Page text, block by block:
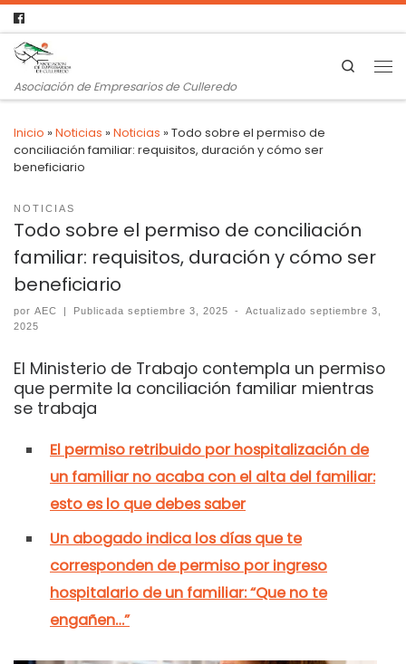
Asociación de Empresarios de Culleredo
Search
Inicio »Noticias »Noticias »Todo sobre el permiso de
conciliación familiar: requisitos, duración y cómo ser
beneficiario
NOTICIAS
Todo sobre el permiso de conciliación
familiar: requisitos, duración y cómo ser
beneficiario
por AEC | Publicadaseptiembre 3, 2025 - Actualizadoseptiembre 3,
2025
El Ministerio de Trabajo contempla un permiso
que permite la conciliación familiar mientras
se trabaja
El permiso retribuido por hospitalización de
un familiar no acaba con el alta del familiar:
esto es lo que debes saber
Un abogado indica los días que te
corresponden de permiso por ingreso
hospitalario de un familiar: “Que no te
engañen…”